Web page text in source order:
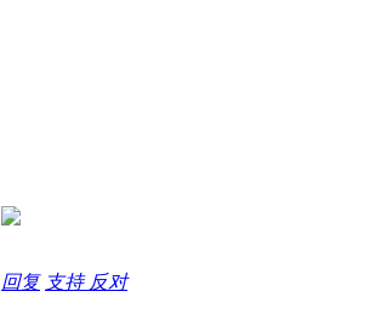
回复 支持 反对